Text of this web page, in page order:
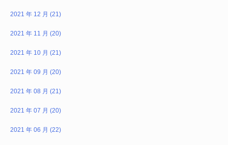
2021 年 12 月 (21)
2021 年 11 月 (20)
2021 年 10 月 (21)
2021 年 09 月 (20)
2021 年 08 月 (21)
2021 年 07 月 (20)
2021 年 06 月 (22)